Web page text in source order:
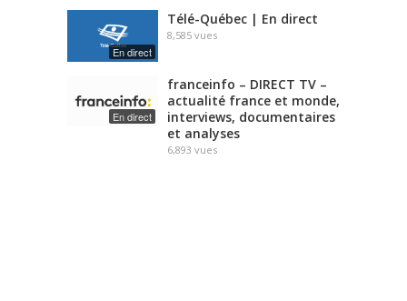
En direct
Télé-Québec | En direct
8,585 vues
En direct
franceinfo – DIRECT TV –
actualité france et monde,
interviews, documentaires
et analyses
6,893 vues